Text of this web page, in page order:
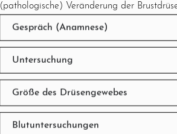
(pathologische) Veränderung der
Gespräch (Anamnese)
Untersuchung
Größe des Drüsengewebes
Blutuntersuchungen